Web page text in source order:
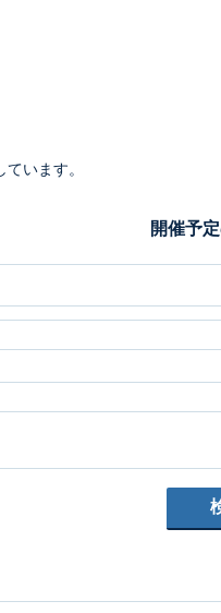
います。
開催予